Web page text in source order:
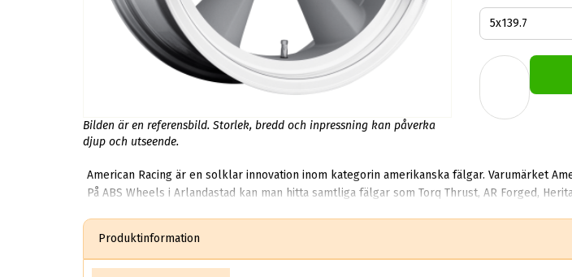
Bilden är en referensbild. Storlek, bredd och inpressning kan påverka
djup och utseende.
American Racing är en solklar innovation inom kategorin amerikanska fälgar. Varumärket
På ABS Wheels i Arlandastad kan man hitta samtliga fälgar som Torq Thrust, AR Forged, Heritage och nyheten Modern Wheels.
Produktinformation